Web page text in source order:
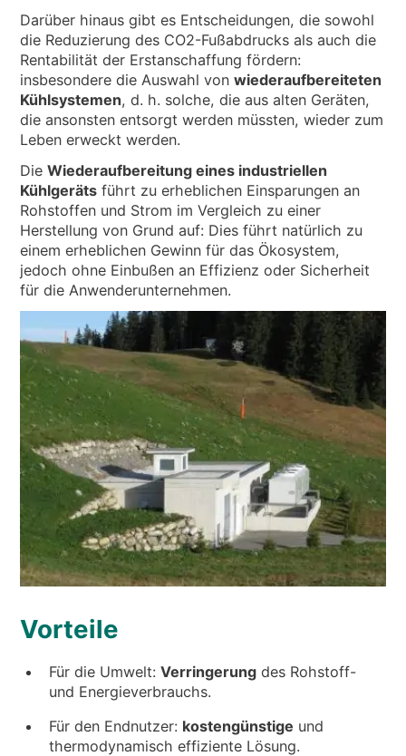
Darüber hinaus gibt es Entscheidungen, die sowohl
die Reduzierung des CO2-Fußabdrucks als auch die
Rentabilität der Erstanschaffung fördern:
insbesondere die Auswahl vonwiederaufbereiteten
Kühlsystemen, d. h. solche, die aus alten Geräten,
die ansonsten entsorgt werden müssten, wieder zum
Leben erweckt werden.
DieWiederaufbereitung eines industriellen
Kühlgeräts führt zu erheblichen Einsparungen an
Rohstoffen und Strom im Vergleich zu einer
Herstellung von Grund auf: Dies führt natürlich zu
einem erheblichen Gewinn für das Ökosystem,
jedoch ohne Einbußen an Effizienz oder Sicherheit
für die Anwenderunternehmen.
Vorteile
Für die Umwelt:Verringerung des Rohstoff-
und Energieverbrauchs.
Für den Endnutzer: kostengünstige und
thermodynamisch effiziente Lösung.